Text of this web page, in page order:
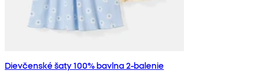
Dievčenské šaty 100% bavlna 2-balenie